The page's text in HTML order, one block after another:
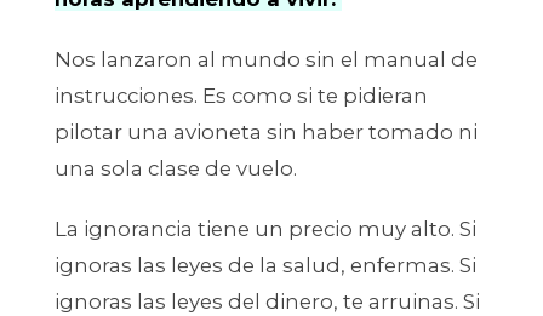
Nos lanzaron al mundo sin el manual de
instrucciones. Es como si te pidieran
pilotar una avioneta sin haber tomado ni
una sola clase de vuelo.
La ignorancia tiene un precio muy alto. Si
ignoras las leyes de la salud, enfermas. Si
ignoras las leyes del dinero, te arruinas. Si